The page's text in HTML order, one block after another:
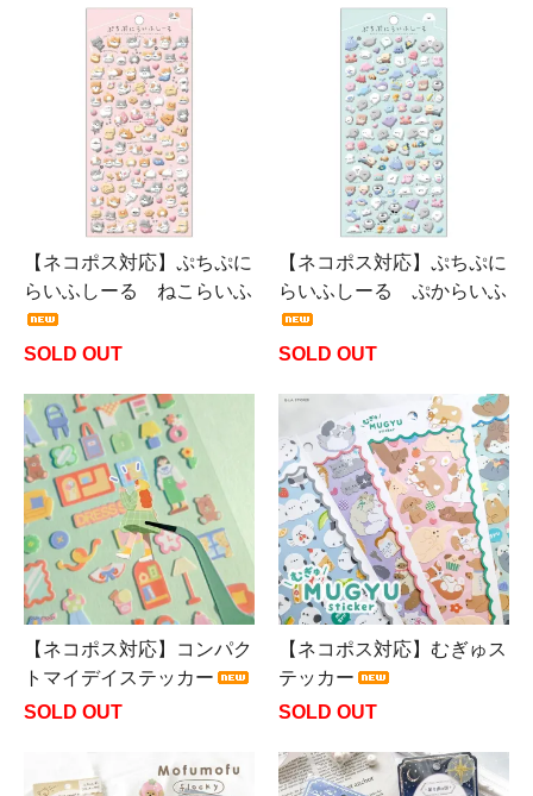
【ネコポス対応】ぷちぷに
らいふしーる ねこらいふ
SOLD OUT
【ネコポス対応】ぷちぷに
らいふしーる ぷからいふ
SOLD OUT
【ネコポス対応】コンパク
トマイデイステッカー
SOLD OUT
【ネコポス対応】むぎゅス
テッカー
SOLD OUT